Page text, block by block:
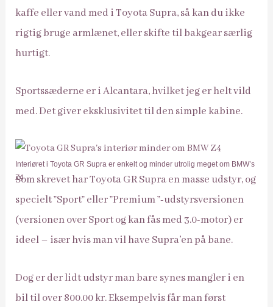
kaffe eller vand med i Toyota Supra, så kan du ikke
rigtig bruge armlænet, eller skifte til bakgear særlig
hurtigt.
Sportssæderne er i Alcantara, hvilket jeg er helt vild
med. Det giver eksklusivitet til den simple kabine.
Interiøret i Toyota GR Supra er enkelt og minder utrolig meget om BMW’s
Z4
Som skrevet har Toyota GR Supra en masse udstyr, og
specielt ”Sport” eller ”Premium ”-udstyrsversionen
(versionen over Sport og kan fås med 3.0-motor) er
ideel – især hvis man vil have Supra’en på bane.
Dog er der lidt udstyr man bare synes mangler i en
bil til over 800.00 kr. Eksempelvis får man først